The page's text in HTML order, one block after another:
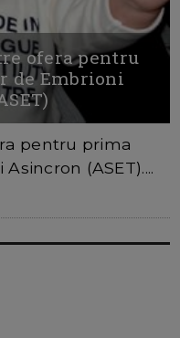
ofera pentru
de Embrioni
pentru prima
(ASET)....